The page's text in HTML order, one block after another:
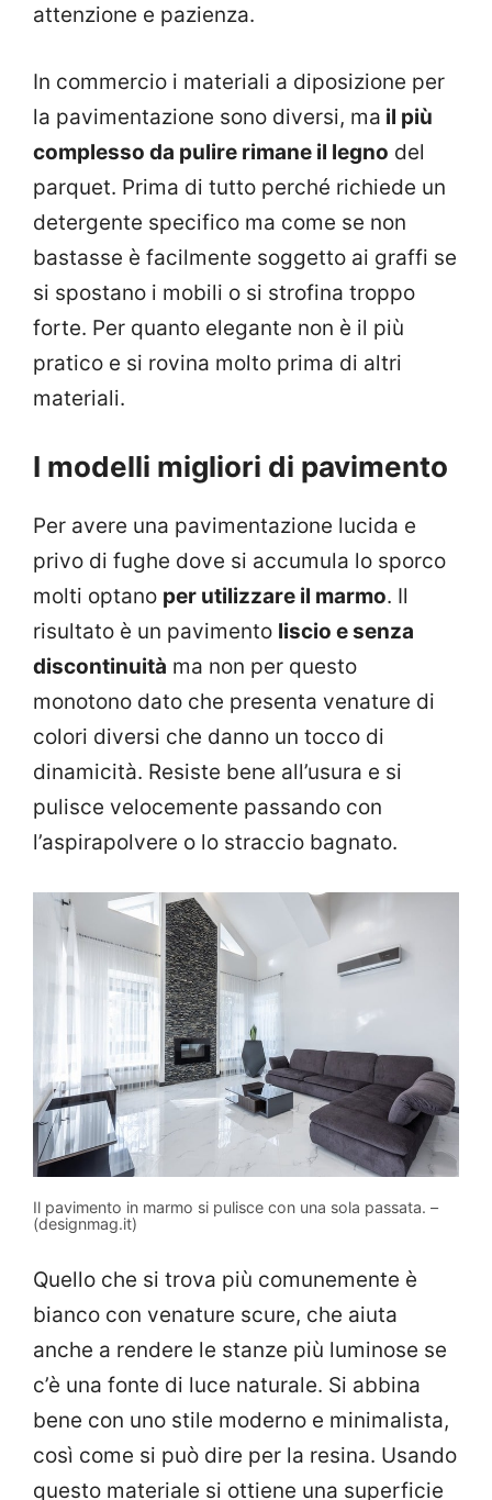
attenzione e pazienza.
In commercio i materiali a diposizione per
la pavimentazione sono diversi, ma il più
complesso da pulire rimane il legno del
parquet. Prima di tutto perché richiede un
detergente specifico ma come se non
bastasse è facilmente soggetto ai graffi se
si spostano i mobili o si strofina troppo
forte. Per quanto elegante non è il più
pratico e si rovina molto prima di altri
materiali.
I modelli migliori di pavimento
Per avere una pavimentazione lucida e
privo di fughe dove si accumula lo sporco
molti optano per utilizzare il marmo. Il
risultato è un pavimento liscio e senza
discontinuità ma non per questo
monotono dato che presenta venature di
colori diversi che danno un tocco di
dinamicità. Resiste bene all’usura e si
pulisce velocemente passando con
l’aspirapolvere o lo straccio bagnato.
Il pavimento in marmo si pulisce con una sola passata. –
(designmag.it)
Quello che si trova più comunemente è
bianco con venature scure, che aiuta
anche a rendere le stanze più luminose se
c’è una fonte di luce naturale. Si abbina
bene con uno stile moderno e minimalista,
così come si può dire per la resina. Usando
questo materiale si ottiene una superficie